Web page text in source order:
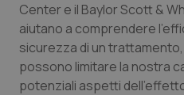
Tumore ovarico
Tumori del Polmone
Center e il Baylor Scott &
aiutano a comprendere
sicurezza di un
possono limitare la nostra
potenziali aspetti